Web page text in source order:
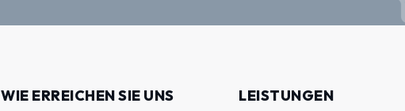
WIE ERREICHEN SIE UNS LEISTUNGEN